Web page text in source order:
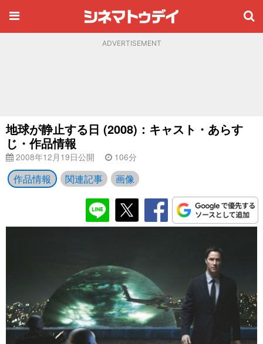
ADVERTISEMENT
地球が静止する日 (2008)：キャスト・あらす
じ・作品情報
2008年12月19日公開 106分
作品情報 関連記事 画像